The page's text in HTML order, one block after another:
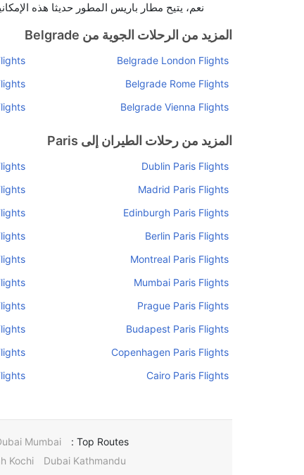
نعم، يتيح مطار باريس المطور حديثا هذه
المزيد من الرحلات الجوية من Belgrade
Belgrade London Flights
Belgrade Rome Flights
Belgrade Vienna Flights
المزيد من رحلات الطيران إلى Paris
Dublin Paris Flights
Madrid Paris Flights
Edinburgh Paris Flights
Berlin Paris Flights
Montreal Paris Flights
Mumbai Paris Flights
Prague Paris Flights
Budapest Paris Flights
Copenhagen Paris Flights
Cairo Paris Flights
Top Routes :
Mumbai
Dubai Kathmandu
Kochi